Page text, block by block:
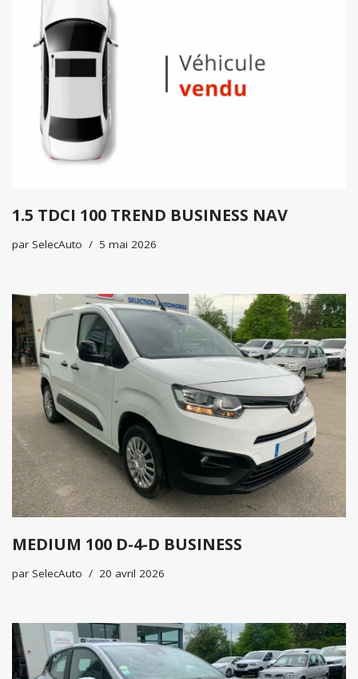
1.5 TDCI 100 TREND BUSINESS NAV
par SelecAuto 5 mai 2026
MEDIUM 100 D-4-D BUSINESS
par SelecAuto 20 avril 2026